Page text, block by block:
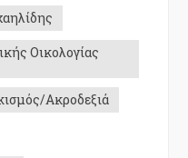
Οικολογίας
Ακροδεξιά